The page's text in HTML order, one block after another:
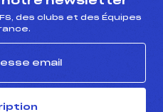
des clubs et des Équipes